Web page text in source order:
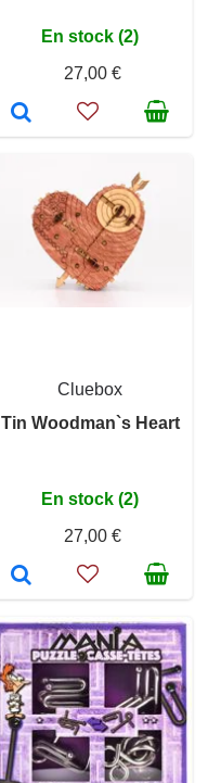
En stock (2)
27,00 €
Cluebox
Tin Woodman`s Heart
En stock (2)
27,00 €